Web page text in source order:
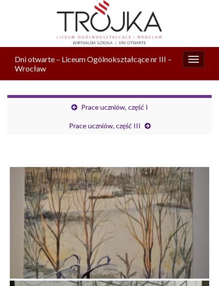
Dni otwarte – Liceum Ogólnokształcące nr III –
Wrocław
Prace uczniów, część I
Prace uczniów, część III